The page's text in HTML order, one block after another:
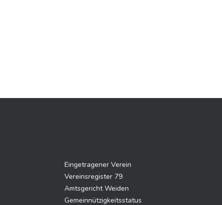
Eingetragener Verein
Vereinsregister 79
Amtsgericht Weiden
Gemeinnützigkeitsstatus